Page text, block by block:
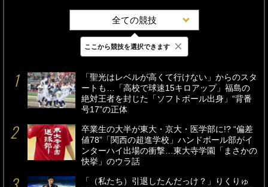
全ての競技
最新 24時間 週間
「聖光はレベルが高くて行けない」からのスタ
ートも…「高校で球速15キロアップ」福島の
絶対王者を封じた「ソフトボール出身」“背番
号17”の正体
卒業生の大半が東大・京大・医学部に!? “偏差
値78”「関西の超進学校」ハンドボール部がイ
ンターハイ出場の衝撃…東大寺学園「まさかの
快挙」のウラ話
「（私たち）引退したんだっけ？」りくりゅ
ここから競技を選択できます ×